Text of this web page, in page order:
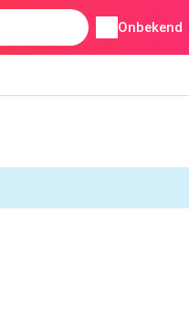
Onbekend